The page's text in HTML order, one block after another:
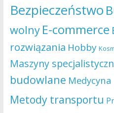
Bezpieczeństwo
wolny E-commerce
rozwiązania Hobby
Maszyny
budowlane
Metody transportu